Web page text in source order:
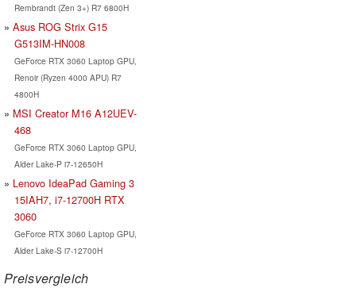
Rembrandt (Zen 3+) R7 6800H
Asus ROG Strix G15
G513IM-HN008
GeForce RTX 3060 Laptop GPU,
Renoir (Ryzen 4000 APU) R7
4800H
MSI Creator M16 A12UEV-
468
GeForce RTX 3060 Laptop GPU,
Alder Lake-P i7-12650H
Lenovo IdeaPad Gaming 3
15IAH7, i7-12700H RTX
3060
GeForce RTX 3060 Laptop GPU,
Alder Lake-S i7-12700H
Preisvergleich